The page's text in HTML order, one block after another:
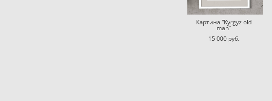
Картина “Kyrgyz old
man”
15 000 pуб.